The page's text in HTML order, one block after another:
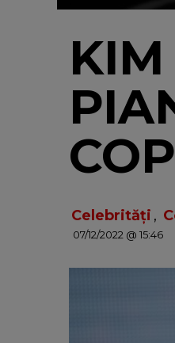
Celebrități ,
07/12/2022 @ 15:46